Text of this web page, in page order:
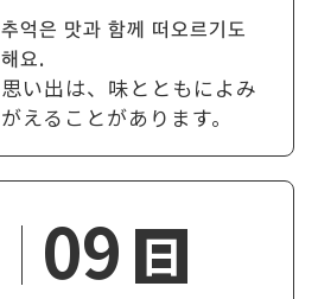
추억은 맛과 함께 떠오르기도
해요.
思い出は、味とともによみ
がえることがあります。
09 日